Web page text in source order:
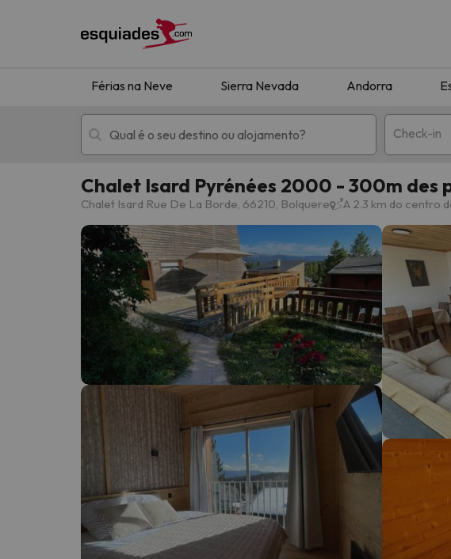
Férias na Neve Sierra Nevada Andorra
Check-in
Férias na neve Hotéis de montanha
Oops, não encontramos nenhum resultado que corresponda à
Bem, parece que o nosso Seeker perdeu o seu caminho.
Chalet Isard Pyrénées 2000 - 300m des
Chalet Isard Rue De La Borde, 66210, Bolquere A 2.3 km do centro